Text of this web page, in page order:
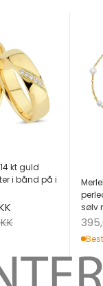
kt guld
i bånd på i
sølv